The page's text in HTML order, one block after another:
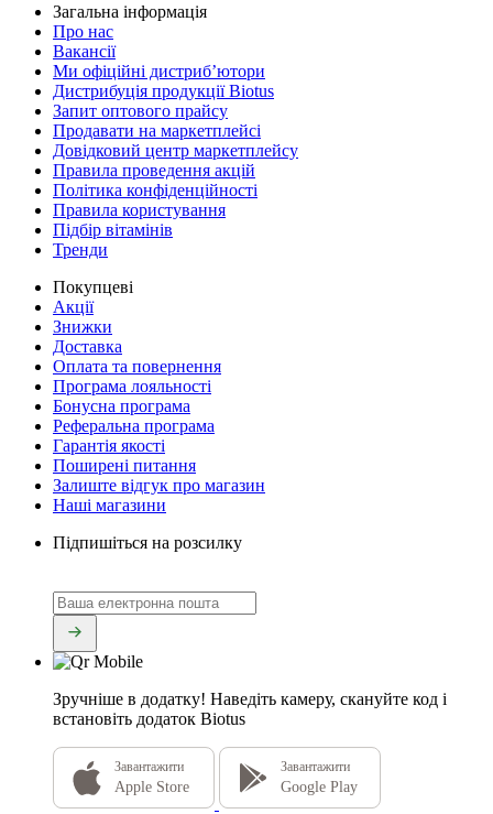
Загальна інформація
Про нас
Вакансії
Ми офіційні дистриб’ютори
Дистрибуція продукції Biotus
Запит оптового прайсу
Продавати на маркетплейсі
Довідковий центр маркетплейсу
Правила проведення акцій
Політика конфіденційності
Правила користування
Підбір вітамінів
Тренди
Покупцеві
Акції
Знижки
Доставка
Оплата та повернення
Програма лояльності
Бонусна програма
Реферальна програма
Гарантія якості
Поширені питання
Залиште відгук про магазин
Наші магазини
Підпишіться на розсилку
Зручніше в додатку! Наведіть камеру, скануйте код і
встановіть додаток Biotus
Завантажити
Apple Store
Завантажити
Google Play